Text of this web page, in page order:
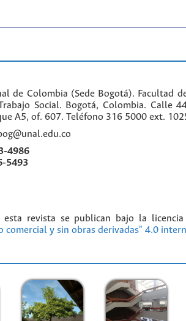
de Colombia (Sede Bogotá). Facultad
Social. Bogotá, Colombia. Calle
A5, of. 607. Teléfono 316 5000 ext.
4986
5493
esta revista se publican bajo la
comercial y sin obras derivadas" 4.0